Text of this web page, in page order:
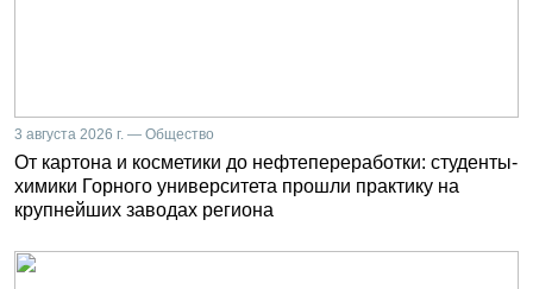
3 августа 2026 г. — Общество
От картона и косметики до нефтепереработки: студенты-
химики Горного университета прошли практику на
крупнейших заводах региона